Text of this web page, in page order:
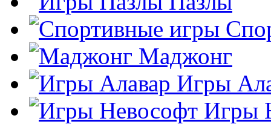
Маджонг
Игры
Игры